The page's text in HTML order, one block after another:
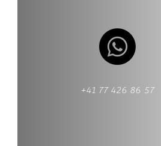
+41 77 426 86 57